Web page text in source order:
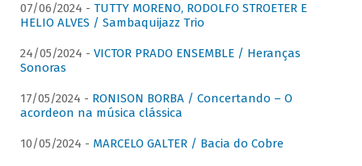
07/06/2024 - TUTTY MORENO, RODOLFO STROETER E
HELIO ALVES / Sambaquijazz Trio
24/05/2024 - VICTOR PRADO ENSEMBLE / Heranças
Sonoras
17/05/2024 - RONISON BORBA / Concertando – O
acordeon na música clássica
10/05/2024 - MARCELO GALTER / Bacia do Cobre